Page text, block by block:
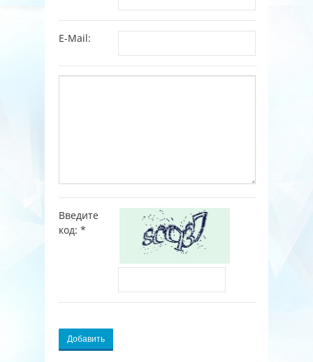
E-Mail:
Введите
код: *
Добавить